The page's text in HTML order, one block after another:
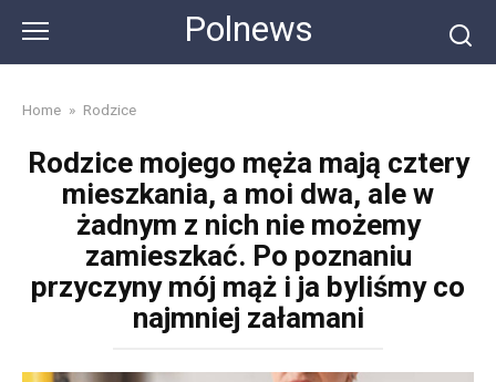
content
Polnews
Home » Rodzice
Rodzice mojego męża mają cztery
mieszkania, a moi dwa, ale w
żadnym z nich nie możemy
zamieszkać. Po poznaniu
przyczyny mój mąż i ja byliśmy co
najmniej załamani